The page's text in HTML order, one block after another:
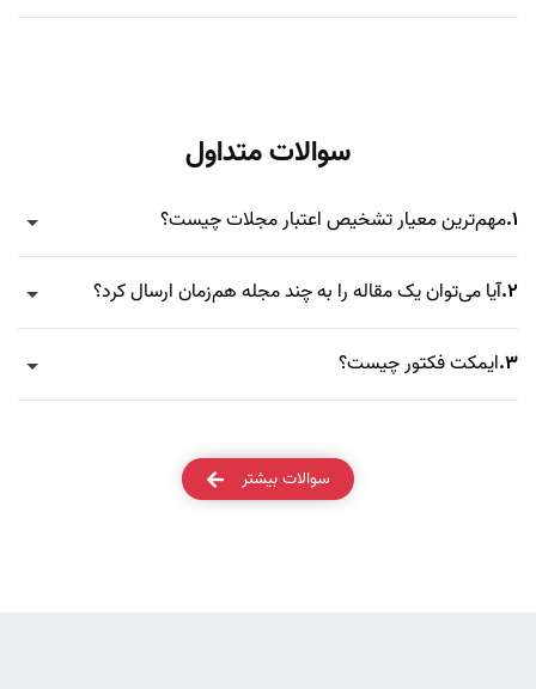
سوالات متداول
1.مهم‌ترین معیار تشخیص اعتبار مجلات چیست؟
2.آیا می‌توان یک مقاله را به چند مجله هم‌زمان ارسال کرد؟
3. ایمکت فکتور چیست؟
سوالات بیشتر